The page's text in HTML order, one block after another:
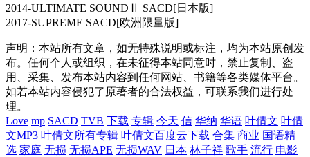
2014-ULTIMATE SOUNDⅡ SACD[日本版]
2017-SUPREME SACD[欧洲限量版]
声明：本站所有文章，如无特殊说明或标注，均为本站原创发
布。任何个人或组织，在未征得本站同意时，禁止复制、盗
用、采集、发布本站内容到任何网站、书籍等各类媒体平台。
如若本站内容侵犯了原著者的合法权益，可联系我们进行处
理。
Love mp SACD TVB 下载 专辑 今天 信 华纳 华语 叶倩文 叶倩
文MP3 叶倩文所有专辑 叶倩文百度云下载 合集 商业 国语精
选 家庭 无损 无损APE 无损WAV 日本 林子祥 歌手 流行 电影